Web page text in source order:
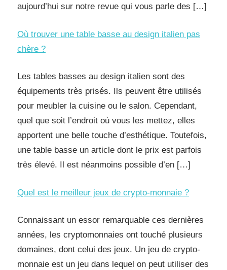
aujourd’hui sur notre revue qui vous parle des […]
Où trouver une table basse au design italien pas
chère ?
Les tables basses au design italien sont des
équipements très prisés. Ils peuvent être utilisés
pour meubler la cuisine ou le salon. Cependant,
quel que soit l’endroit où vous les mettez, elles
apportent une belle touche d’esthétique. Toutefois,
une table basse un article dont le prix est parfois
très élevé. Il est néanmoins possible d’en […]
Quel est le meilleur jeux de crypto-monnaie ?
Connaissant un essor remarquable ces dernières
années, les cryptomonnaies ont touché plusieurs
domaines, dont celui des jeux. Un jeu de crypto-
monnaie est un jeu dans lequel on peut utiliser des